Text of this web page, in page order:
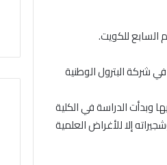
شركة البترول الوطنية
وبدأت الدراسة في الكلية
وشجيراته إلا للأغراض العلمية